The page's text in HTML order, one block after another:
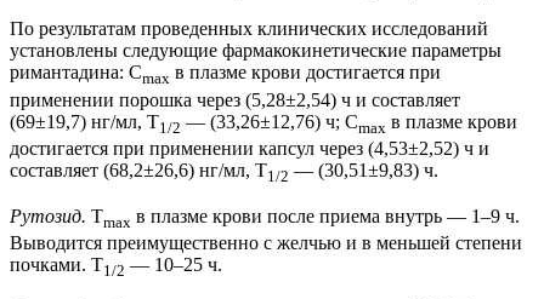
По результатам проведенных клинических исследований
установлены следующие фармакокинетические параметры
римантадина: Cmax в плазме крови достигается при
применении порошка через (5,28±2,54) ч и составляет
(69±19,7) нг/мл, T1/2 — (33,26±12,76) ч; Cmax в плазме крови
достигается при применении капсул через (4,53±2,52) ч и
составляет (68,2±26,6) нг/мл, T1/2 — (30,51±9,83) ч.
Рутозид. Tmax в плазме крови после приема внутрь — 1–9 ч.
Выводится преимущественно с желчью и в меньшей степени
почками. T1/2 — 10–25 ч.